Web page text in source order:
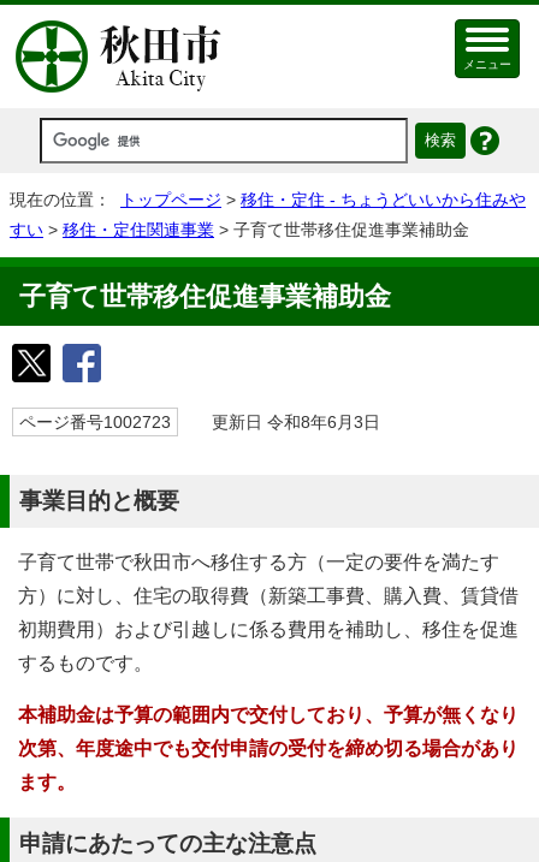
メニュー
現在の位置： トップページ > 移住・定住 - ちょうどいいから住みや
すい > 移住・定住関連事業 > 子育て世帯移住促進事業補助金
子育て世帯移住促進事業補助金
ページ番号1002723 更新日 令和8年6月3日
事業目的と概要
子育て世帯で秋田市へ移住する方（一定の要件を満たす
方）に対し、住宅の取得費（新築工事費、購入費、賃貸借
初期費用）および引越しに係る費用を補助し、移住を促進
するものです。
本補助金は予算の範囲内で交付しており、予算が無くなり
次第、年度途中でも交付申請の受付を締め切る場合があり
ます。
申請にあたっての主な注意点